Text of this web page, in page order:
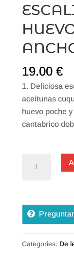
19.00 €
Deliciosa
aceitunas
huevo poche
cantabrico
ESCALIVADA
quantity
Preguntar
Categories: De